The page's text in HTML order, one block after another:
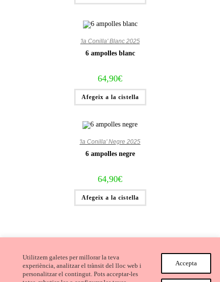
Utilitzem galetes per millorar la teva
experiència, analitzar el trànsit del lloc web i
personalitzar el contingut. Pots acceptar-les
Accepta
'la Conilla' Blanc 2025
6 ampolles blanc
64,90€
Afegeix a la cistella
'la Conilla' Negre 2025
6 ampolles negre
64,90€
Afegeix a la cistella
Avís Legal i Condicions de compra Cookies